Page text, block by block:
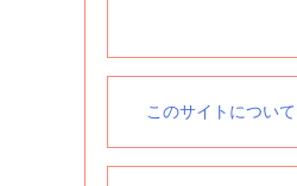
このサイトについて